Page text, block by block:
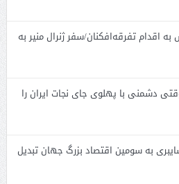
اقدام تفرقه‌افکنان/سفر ژنرال منیر به
دشمنی با پهلوی جای نجات ایران را
سایبری به سومین اقتصاد بزرگ جهان تبدیل